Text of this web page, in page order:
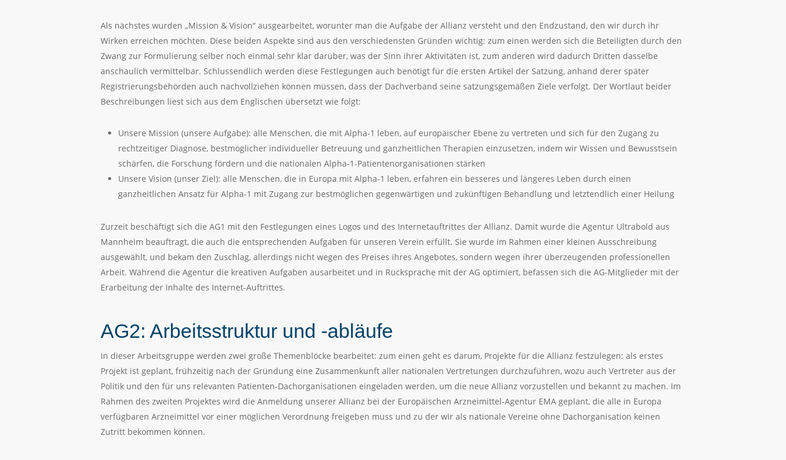
Als nächstes wurden „Mission & Vision“ ausgearbeitet, worunter man die Aufgabe der Allianz versteht und den Endzustand, den wir durch ihr
Wirken erreichen möchten. Diese beiden Aspekte sind aus den verschiedensten Gründen wichtig: zum einen werden sich die Beteiligten durch den
Zwang zur Formulierung selber noch einmal sehr klar darüber, was der Sinn ihrer Aktivitäten ist, zum anderen wird dadurch Dritten dasselbe
anschaulich vermittelbar. Schlussendlich werden diese Festlegungen auch benötigt für die ersten Artikel der Satzung, anhand derer später
Registrierungsbehörden auch nachvollziehen können müssen, dass der Dachverband seine satzungsgemäßen Ziele verfolgt. Der Wortlaut beider
Beschreibungen liest sich aus dem Englischen übersetzt wie folgt:
Unsere Mission (unsere Aufgabe): alle Menschen, die mit Alpha-1 leben, auf europäischer Ebene zu vertreten und sich für den Zugang zu
rechtzeitiger Diagnose, bestmöglicher individueller Betreuung und ganzheitlichen Therapien einzusetzen, indem wir Wissen und Bewusstsein
schärfen, die Forschung fördern und die nationalen Alpha-1-Patientenorganisationen stärken
Unsere Vision (unser Ziel): alle Menschen, die in Europa mit Alpha-1 leben, erfahren ein besseres und längeres Leben durch einen
ganzheitlichen Ansatz für Alpha-1 mit Zugang zur bestmöglichen gegenwärtigen und zukünftigen Behandlung und letztendlich einer Heilung
Zurzeit beschäftigt sich die AG1 mit den Festlegungen eines Logos und des Internetauftrittes der Allianz. Damit wurde die Agentur Ultrabold aus
Mannheim beauftragt, die auch die entsprechenden Aufgaben für unseren Verein erfüllt. Sie wurde im Rahmen einer kleinen Ausschreibung
ausgewählt, und bekam den Zuschlag, allerdings nicht wegen des Preises ihres Angebotes, sondern wegen ihrer überzeugenden professionellen
Arbeit. Während die Agentur die kreativen Aufgaben ausarbeitet und in Rücksprache mit der AG optimiert, befassen sich die AG-Mitglieder mit der
Erarbeitung der Inhalte des Internet-Auftrittes.
AG2: Arbeitsstruktur und -abläufe
In dieser Arbeitsgruppe werden zwei große Themenblöcke bearbeitet: zum einen geht es darum, Projekte für die Allianz festzulegen: als erstes
Projekt ist geplant, frühzeitig nach der Gründung eine Zusammenkunft aller nationalen Vertretungen durchzuführen, wozu auch Vertreter aus der
Politik und den für uns relevanten Patienten-Dachorganisationen eingeladen werden, um die neue Allianz vorzustellen und bekannt zu machen. Im
Rahmen des zweiten Projektes wird die Anmeldung unserer Allianz bei der Europäischen Arzneimittel-Agentur EMA geplant, die alle in Europa
verfügbaren Arzneimittel vor einer möglichen Verordnung freigeben muss und zu der wir als nationale Vereine ohne Dachorganisation keinen
Zutritt bekommen können.